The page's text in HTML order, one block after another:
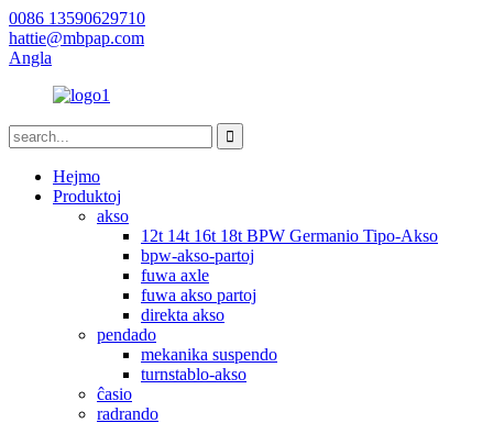
0086 13590629710
hattie@mbpap.com
Angla
Hejmo
Produktoj
akso
12t 14t 16t 18t BPW Germanio Tipo-Akso
bpw-akso-partoj
fuwa axle
fuwa akso partoj
direkta akso
pendado
mekanika suspendo
turnstablo-akso
ĉasio
radrando